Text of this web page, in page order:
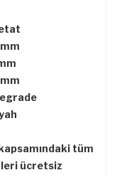
tüm
ücretsiz